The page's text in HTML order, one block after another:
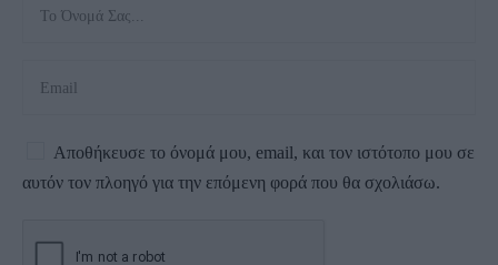
Αποθήκευσε το όνομά μου, email, και τον ιστότοπο μου σε
αυτόν τον πλοηγό για την επόμενη φορά που θα σχολιάσω.